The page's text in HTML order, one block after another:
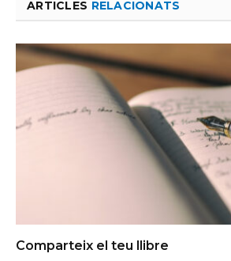
ARTICLES RELACIONATS
Comparteix el teu llibre